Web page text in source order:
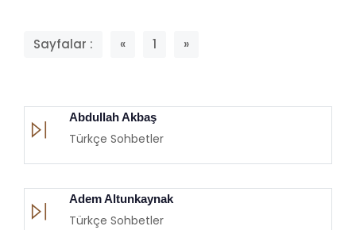
Sayfalar : « 1 »
Abdullah Akbaş
Türkçe Sohbetler
Adem Altunkaynak
Türkçe Sohbetler